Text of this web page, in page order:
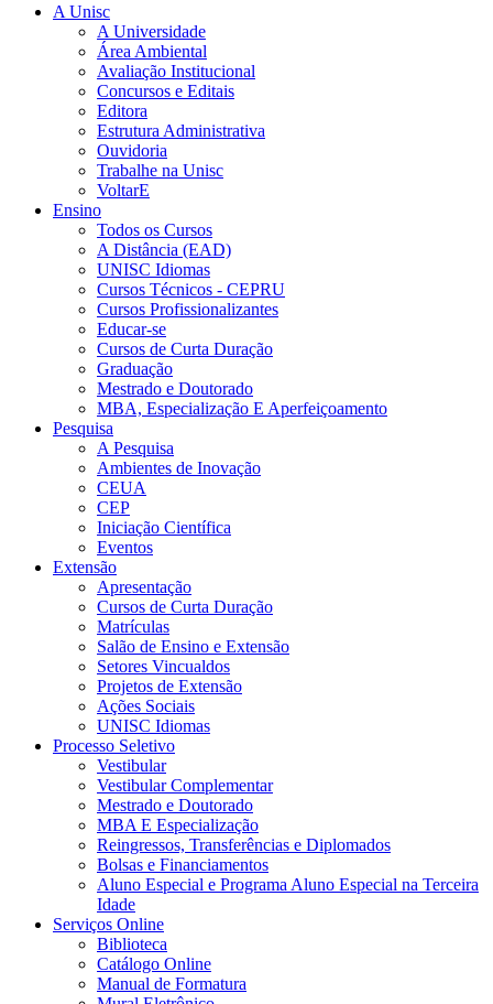
A Unisc
A Universidade
Área Ambiental
Avaliação Institucional
Concursos e Editais
Editora
Estrutura Administrativa
Ouvidoria
Trabalhe na Unisc
VoltarE
Ensino
Todos os Cursos
A Distância (EAD)
UNISC Idiomas
Cursos Técnicos - CEPRU
Cursos Profissionalizantes
Educar-se
Cursos de Curta Duração
Graduação
Mestrado e Doutorado
MBA, Especialização E Aperfeiçoamento
Pesquisa
A Pesquisa
Ambientes de Inovação
CEUA
CEP
Iniciação Científica
Eventos
Extensão
Apresentação
Cursos de Curta Duração
Matrículas
Salão de Ensino e Extensão
Setores Vincualdos
Projetos de Extensão
Ações Sociais
UNISC Idiomas
Processo Seletivo
Vestibular
Vestibular Complementar
Mestrado e Doutorado
MBA E Especialização
Reingressos, Transferências e Diplomados
Bolsas e Financiamentos
Aluno Especial e Programa Aluno Especial na Terceira
Idade
Serviços Online
Biblioteca
Catálogo Online
Manual de Formatura